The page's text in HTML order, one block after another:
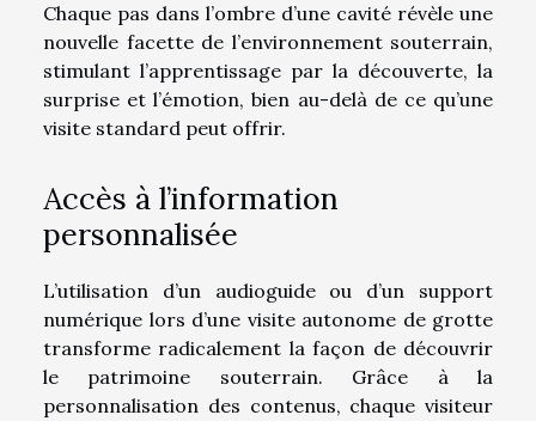
Chaque pas dans l’ombre d’une cavité révèle une
nouvelle facette de l’environnement souterrain,
stimulant l’apprentissage par la découverte, la
surprise et l’émotion, bien au-delà de ce qu’une
visite standard peut offrir.
Accès à l’information
personnalisée
L’utilisation d’un audioguide ou d’un support
numérique lors d’une visite autonome de grotte
transforme radicalement la façon de découvrir
le patrimoine souterrain. Grâce à la
personnalisation des contenus, chaque visiteur